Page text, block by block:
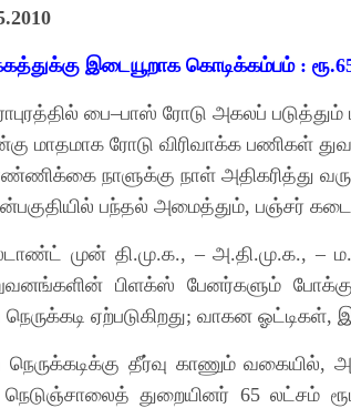
இடையூறாக கொடிக்கம்பம் : ரூ
பை–பாஸ் ரோடு அகலப் படுத்தும்
மாதமாக ரோடு விரிவாக்க பணிகள்
நாளுக்கு நாள் அதிகரித்து
பந்தல் அமைத்தும், பஞ்சர்
முன் தி.மு.க., –அ.தி.மு.க., – ம.
பிளக்ஸ் பேனர்களும்
ஏற்படுகிறது; வாகன ஓட்டிகள்,
தீர்வு காணும் வகையில்,
துறையினர் 65 லட்சம்